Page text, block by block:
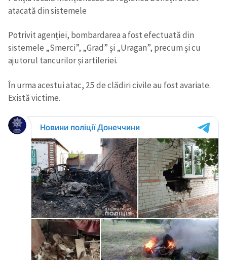
atacată din sistemele
Potrivit agenției, bombardarea a fost efectuată din
sistemele „Smerci”, „Grad” și „Uragan”, precum și cu
ajutorul tancurilor și artileriei.
În urma acestui atac, 25 de clădiri civile au fost avariate.
Există victime.
Sursă anonimă
Nume+ Numele meu
Email+ Emailul meu
Am citit și sunt de
acord cupolitica de
confidențialitate.
TRIMITE ȘTIREA